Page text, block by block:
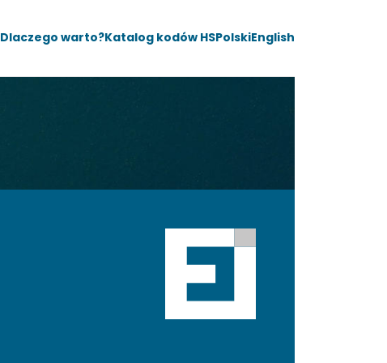
Dlaczego warto?Katalog kodów HSPolskiEnglish